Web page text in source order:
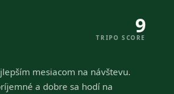
9
TRIPO SCORE
mesiacom na návštevu.
a dobre sa hodí na